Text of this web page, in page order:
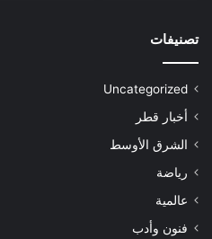
تصنيفات
Uncategorized
أخبار قطر
الشرق الأوسط
رياضة
عالمية
فنون وأدب